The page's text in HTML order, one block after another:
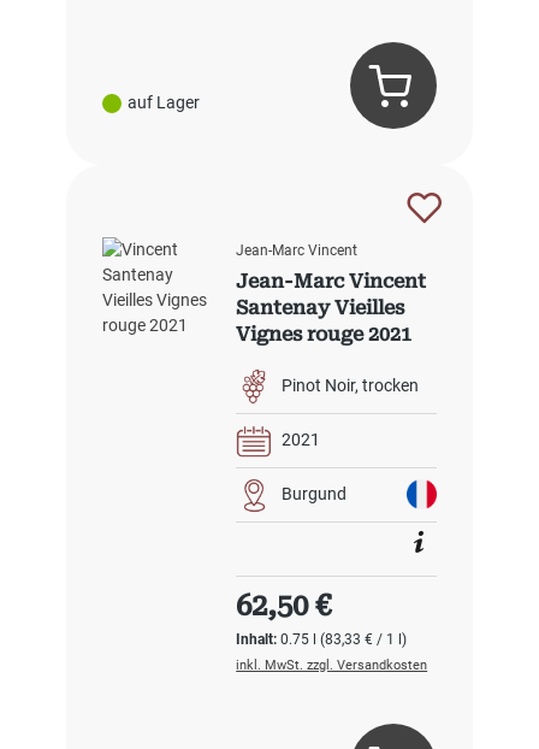
auf Lager
Jean-Marc Vincent
Jean-Marc Vincent
Santenay Vieilles
Vignes rouge 2021
Pinot Noir trocken
2021
Burgund
Inhalt:0.75 l(83,33 € / 1 l)
Regulärer Preis:
62,50 €
inkl. MwSt. zzgl. Versandkosten